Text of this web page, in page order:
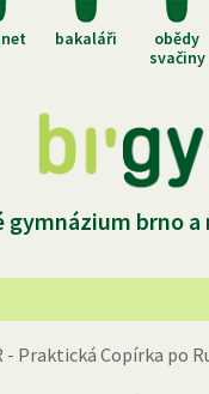
bakaláři
obědy
svačiny
gymnázium brno a
- Praktická Copírka po